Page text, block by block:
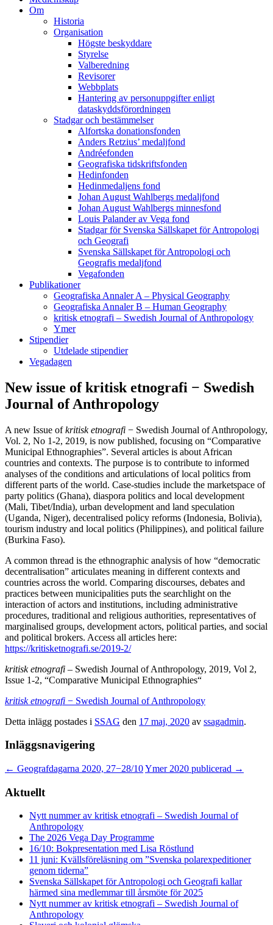
Om
Historia
Organisation
Högste beskyddare
Styrelse
Valberedning
Revisorer
Webbplats
Hantering av personuppgifter enligt
dataskyddsförordningen
Stadgar och bestämmelser
Alfortska donationsfonden
Anders Retzius’ medaljfond
Andréefonden
Geografiska tidskriftsfonden
Hedinfonden
Hedinmedaljens fond
Johan August Wahlbergs medaljfond
Johan August Wahlbergs minnesfond
Louis Palander av Vega fond
Stadgar för Svenska Sällskapet för Antropologi
och Geografi
Svenska Sällskapet för Antropologi och
Geografis medaljfond
Vegafonden
Publikationer
Geografiska Annaler A – Physical Geography
Geografiska Annaler B – Human Geography
kritisk etnografi – Swedish Journal of Anthropology
Ymer
Stipendier
Utdelade stipendier
Vegadagen
New issue of kritisk etnografi − Swedish
Journal of Anthropology
A new Issue ofkritisk etnografi − Swedish Journal of Anthropology,
Vol. 2, No 1-2, 2019, is now published, focusing on “Comparative
Municipal Ethnographies”. Several articles is about African
countries and contexts. The purpose is to contribute to informed
analyses of the conditions and articulations of local politics from
different parts of the world. Case-studies include the marketspace of
party politics (Ghana), diaspora politics and local development
(Mali, Tibet/India), urban development and land speculation
(Uganda, Niger), decentralised policy reforms (Indonesia, Bolivia),
tourism industry and local politics (Philippines), and political failure
(Burkina Faso).
A common thread is the ethnographic analysis of how “democratic
decentralisation” articulates meaning in different contexts and
countries across the world. Comparing discourses, debates and
practices between municipalities puts the searchlight on the
interaction of actors and institutions, including administrative
procedures, traditional and religious authorities, representatives of
marginalised groups, development actors, political parties, and social
and political brokers. Access all articles here:
https://kritisketnografi.se/2019-2/
kritisk etnografi – Swedish Journal of Anthropology, 2019, Vol 2,
Issue 1-2, “Comparative Municipal Ethnographies“
kritisk etnografi − Swedish Journal of Anthropology
Detta inlägg postades i SSAG den 17 maj, 2020 av ssagadmin.
Inläggsnavigering
← Geografdagarna 2020, 27−28/10Ymer 2020 publicerad →
Aktuellt
Nytt nummer av kritisk etnografi – Swedish Journal of
Anthropology
The 2026 Vega Day Programme
16/10: Bokpresentation med Lisa Röstlund
11 juni: Kvällsföreläsning om ”Svenska polarexpeditioner
genom tiderna”
Svenska Sällskapet för Antropologi och Geografi kallar
härmed sina medlemmar till årsmöte för 2025
Nytt nummer av kritisk etnografi – Swedish Journal of
Anthropology